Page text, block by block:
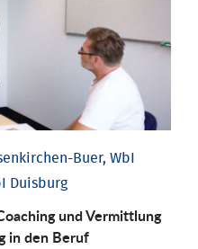
Buer, WbI
Duisburg
und Vermittlung
in den Beruf